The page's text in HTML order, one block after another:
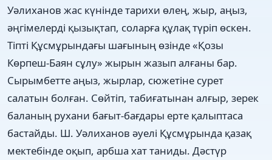
Уәлиханов жас күнінде тарихи өлең, жыр, аңыз,
әңгімелерді қызықтап, соларға құлақ түріп өскен.
Тіпті Құсмұрындағы шағының өзінде «Қозы
Көрпеш-Баян сұлу» жырын жазып алғаны бар.
Сырымбетте аңыз, жырлар, сюжетіне сурет
салатын болған. Сөйтіп, табиғатынан алғыр, зерек
баланың рухани бағыт-бағдары ерте қалыптаса
бастайды. Ш. Уәлиханов әуелі Құсмұрында қазақ
мектебінде оқып, арбша хат таниды. Дәстүр